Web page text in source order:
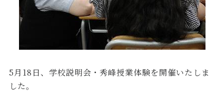
5月 18 日、学校説明会・秀峰授業体験を開催いたしま
した。